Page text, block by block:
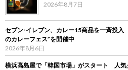
2026年8月7日
セブン‐イレブン、カレー15商品を一斉投
のカレーフェス”を開催中
2026年8月6日
横浜高島屋で「韓国市場」がスタート 人気